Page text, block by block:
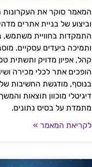
המאמר סוקר את העקרונות
וביצוע של בניית אתרים
התמקדות בחוויית משתמש,
ותמיכה ביעדים עסקיים.
קהל, אפיון מדויק ותשתית
הופכים אתר לכלי מכירה
בנוסף, מודגשת החשיבות של
דיגיטלי מוכוון תוצאות
מתמדת על בסיס נתונים.
לקריאת המאמר »